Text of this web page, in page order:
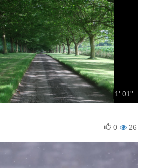
1' 01''
26
0